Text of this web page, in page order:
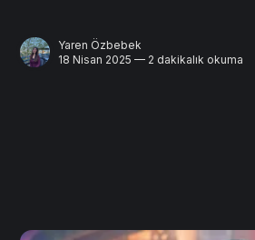
Yaren Özbebek
18 Nisan 2025 — 2 dakikalık okuma